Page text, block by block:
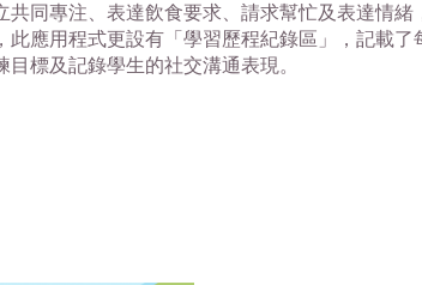
同專注、表達飲食要求、請求幫忙及表達情緒
應用程式更設有「學習歷程紀錄區」，記載了
標及記錄學生的社交溝通表現。